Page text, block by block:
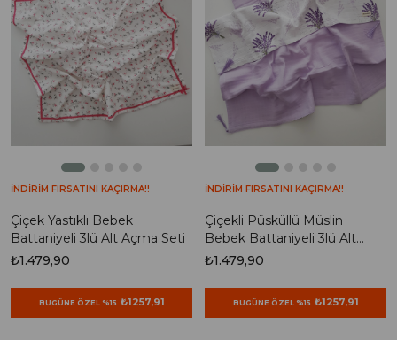
Çiçek Yastıklı Bebek
Battaniyeli 3lü Alt Açma Seti
₺1.479,90
BUGÜNE ÖZEL %15 ₺1257,91
İNDİRİM FIRSATINI KAÇIRMA!!
Çiçekli Püsküllü Müslin
Bebek Battaniyeli 3lü Alt
Açma Seti
₺1.479,90
BUGÜNE ÖZEL %15 ₺1257,91
İNDİRİM FIRSATINI KAÇIRMA!!